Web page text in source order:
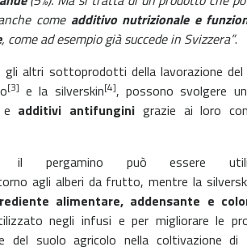
come additivo nutrizionale e
, come ad esempio già succede in Svizzera”.
gli altri sottoprodotti della lavorazione
[3] e la silverskin[4], possono svolgere
e additivi antifungini grazie ai loro
il pergamino può essere
agli alberi da frutto, mentre la
alimentare, addensante e
negli infusi e per migliorare le
del suolo agricolo nella coltivazione di